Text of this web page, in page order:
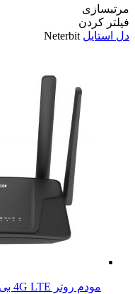
مرتبسازی
فیلتر کردن
دل استایل Neterbit
مودم روتر 4G LTE بی‌سیم نتربیت مدل NWR-920V2